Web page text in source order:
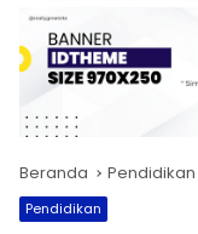
Beranda Pendidikan
Pendidikan